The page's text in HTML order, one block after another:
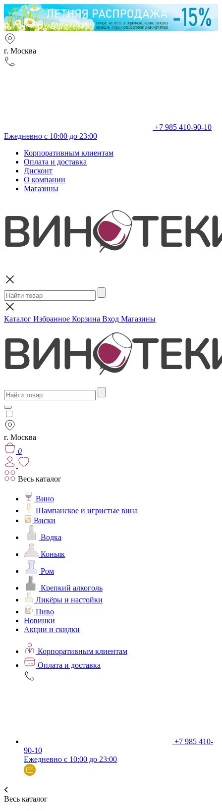
г. Москва
+7 985 410-90-10
Ежедневно с 10:00 до 23:00
Корпоративным клиентам
Оплата и доставка
Дисконт
О компании
Магазины
Каталог Избранное Корзина Вход Магазины
г. Москва
0
Весь каталог
Вино
Шампанское и игристые вина
Виски
Водка
Коньяк
Ром
Крепкий алкоголь
Ликёры и настойки
Пиво
Новинки
Акции и скидки
Корпоративным клиентам
Оплата и доставка
+7 985 410-
90-10
Ежедневно с 10:00 до 23:00
Весь каталог